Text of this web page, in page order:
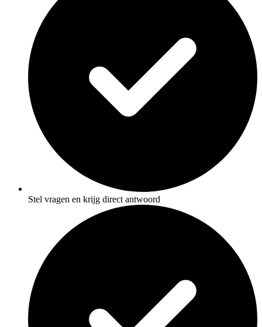
Stel vragen en krijg direct antwoord